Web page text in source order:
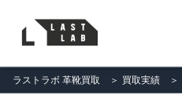
ラストラボ 革靴買取 ＞ 買取実績 ＞